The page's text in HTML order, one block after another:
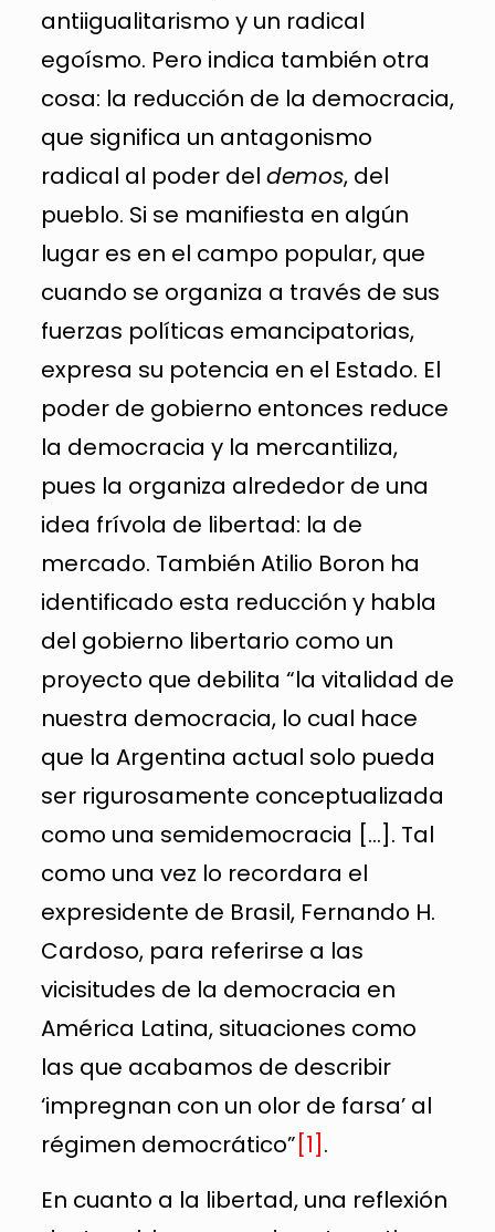
antiigualitarismo y un radical
egoísmo. Pero indica también otra
cosa: la reducción de la democracia,
que significa un antagonismo
radical al poder del demos, del
pueblo. Si se manifiesta en algún
lugar es en el campo popular, que
cuando se organiza a través de sus
fuerzas políticas emancipatorias,
expresa su potencia en el Estado. El
poder de gobierno entonces reduce
la democracia y la mercantiliza,
pues la organiza alrededor de una
idea frívola de libertad: la de
mercado. También Atilio Boron ha
identificado esta reducción y habla
del gobierno libertario como un
proyecto que debilita “la vitalidad de
nuestra democracia, lo cual hace
que la Argentina actual solo pueda
ser rigurosamente conceptualizada
como una semidemocracia […]. Tal
como una vez lo recordara el
expresidente de Brasil, Fernando H.
Cardoso, para referirse a las
vicisitudes de la democracia en
América Latina, situaciones como
las que acabamos de describir
‘impregnan con un olor de farsa’ al
régimen democrático” [1] .
En cuanto a la libertad, una reflexión